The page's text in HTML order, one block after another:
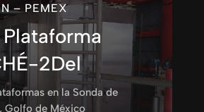
– PEMEX
2Del
en la Sonda de
Golfo de México